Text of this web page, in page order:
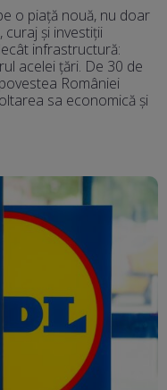
o piață nouă, nu doar
curaj și investiții
infrastructură:
acelei țări. De 30 de
României
sa economică și